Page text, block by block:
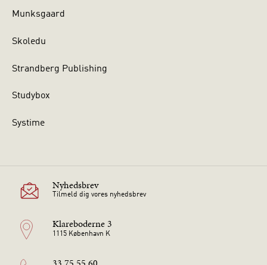
Munksgaard
Skoledu
Strandberg Publishing
Studybox
Systime
Nyhedsbrev
Tilmeld dig vores nyhedsbrev
Klareboderne 3
1115 København K